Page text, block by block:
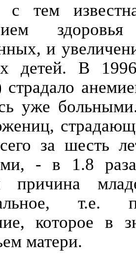
с тем
и
детей. В
страдало
уже
за шесть
- в 1.8
причина
т.е.
которое в
матери.